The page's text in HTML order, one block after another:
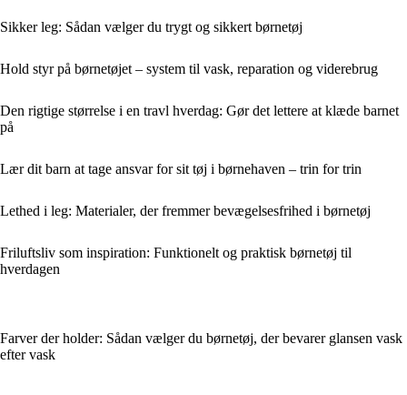
Sikker leg: Sådan vælger du trygt og sikkert børnetøj
Hold styr på børnetøjet – system til vask, reparation og viderebrug
Den rigtige størrelse i en travl hverdag: Gør det lettere at klæde barnet
på
Lær dit barn at tage ansvar for sit tøj i børnehaven – trin for trin
Lethed i leg: Materialer, der fremmer bevægelsesfrihed i børnetøj
Friluftsliv som inspiration: Funktionelt og praktisk børnetøj til
hverdagen
Farver der holder: Sådan vælger du børnetøj, der bevarer glansen vask
efter vask